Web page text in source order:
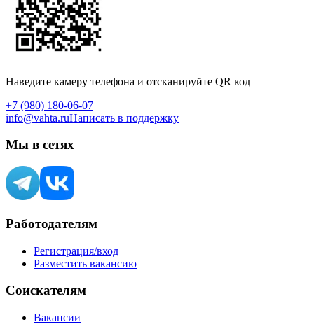
Наведите камеру телефона и отсканируйте QR код
+7 (980) 180-06-07
info@vahta.ruНаписать в поддержку
Мы в сетях
Работодателям
Регистрация/вход
Разместить вакансию
Соискателям
Вакансии